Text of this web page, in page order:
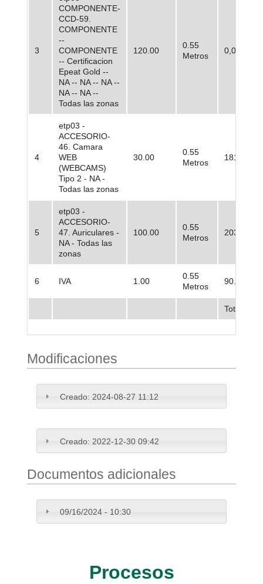
3
COMPONENTE-
CCD-59.
COMPONENTE
--
COMPONENTE
-- Certificacion
Epeat Gold --
NA -- NA -- NA --
NA -- NA --
Todas las zonas
120.00
0.55
Metros
0,00
4
etp03 -
ACCESORIO-
46. Camara
WEB
(WEBCAMS)
Tipo 2 - NA -
Todas las zonas
30.00
0.55
Metros
5
etp03 -
ACCESORIO-
47. Auriculares -
NA - Todas las
zonas
100.00
0.55
Metros
6 IVA 1.00
0.55
Metros
Total
Modificaciones
Creado: 2024-08-27 11:12
Creado: 2022-12-30 09:42
Documentos adicionales
09/16/2024 - 10:30
Procesos